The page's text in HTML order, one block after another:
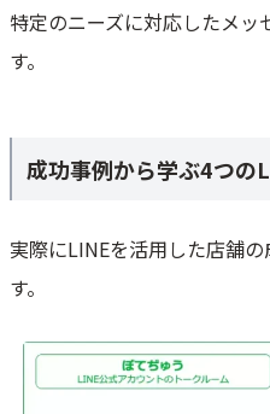
特定のニーズに対応したメッ
す。
成功事例から学ぶ4つの
実際にLINEを活用した店舗
す。